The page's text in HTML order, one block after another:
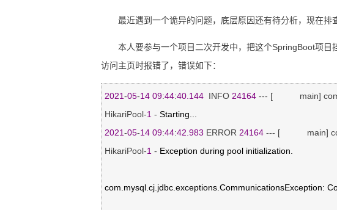
最近遇到一个诡异的问题，底层原因还有待分析，现在排查
本人要参与一个项目二次开发中，把这个SpringBoot项目
访问主页时报错了，错误如下：
2021-05-14 09:44:40.144
  INFO
24164 --- [           main]
HikariPool-1 -
2021-05-14 09:44:42.983 ERROR 24164 --- [           main]
HikariPool-1 - Exception during pool initialization.
com.mysql.cj.jdbc.exceptions.CommunicationsException: